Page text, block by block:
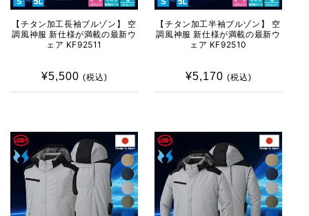
【チタン加工長袖ブルゾン】 空
調風神服 新仕様が満載の最新ウ
ェア KF92511
通
常
¥5,500 (税込)
【チタン加工半袖ブルゾン】 空
調風神服 新仕様が満載の最新ウ
ェア KF92510
通
常
¥5,170 (税込)